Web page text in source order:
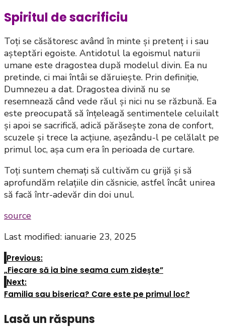
Spiritul de sacrificiu
Toți se căsătoresc având în minte și pretenț i i sau
așteptări egoiste. Antidotul la egoismul naturii
umane este dragostea după modelul divin. Ea nu
pretinde, ci mai întâi se dăruiește. Prin definiție,
Dumnezeu a dat. Dragostea divină nu se
resemnează când vede răul și nici nu se răzbună. Ea
este preocupată să înțeleagă sentimentele celuilalt
și apoi se sacrifică, adică părăsește zona de confort,
scuzele și trece la acțiune, așezându-l pe celălalt pe
primul loc, așa cum era în perioada de curtare.
Toți suntem chemați să cultivăm cu grijă și să
aprofundăm relațiile din căsnicie, astfel încât unirea
să facă într-adevăr din doi unul.
source
Last modified: ianuarie 23, 2025
Previous:
„Fiecare să ia bine seama cum zidește”
Next:
Familia sau biserica? Care este pe primul loc?
Lasă un răspuns